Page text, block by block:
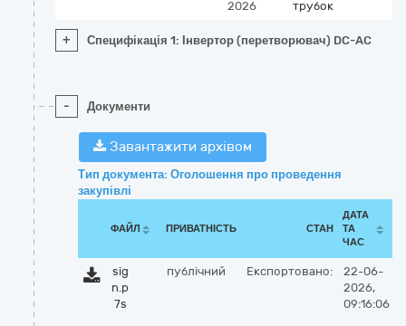
2026
трубок
+ Специфікація 1: Інвертор (перетворювач) DC-AC
- Документи
Завантажити архівом
Тип документа: Оголошення про проведення
закупівлі
ФАЙЛ ПРИВАТНІСТЬ СТАН
ДАТА
ТА
ЧАС
sig
n.p
7s
публічний Експортовано:
22-06-
2026,
09:16:06